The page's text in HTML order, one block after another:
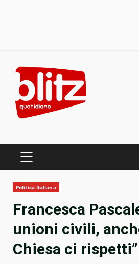
content
PRIMARY
Politica Italiana
Francesca
unioni civili,
Chiesa ci rispetti”